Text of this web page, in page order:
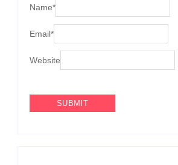
Name*
Email*
Website